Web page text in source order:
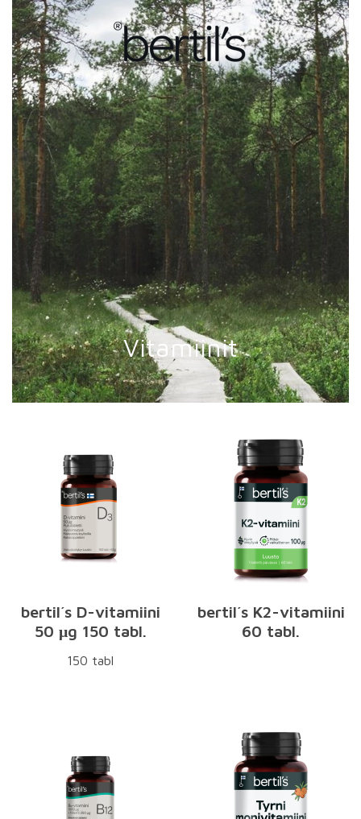
Vitamiinit
bertil´s D-vitamiini
50 μg 150 tabl.
150 tabl
bertil´s K2-vitamiini
60 tabl.